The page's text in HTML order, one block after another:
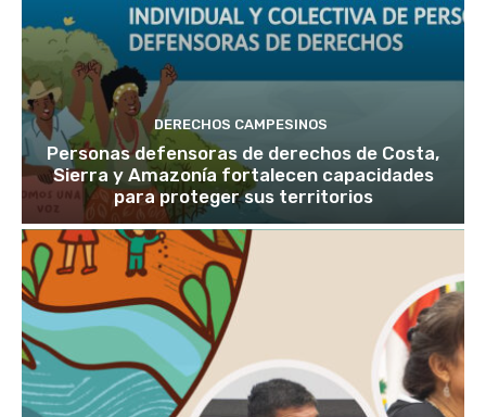
DERECHOS CAMPESINOS
Personas defensoras de derechos de Costa,
Sierra y Amazonía fortalecen capacidades
para proteger sus territorios